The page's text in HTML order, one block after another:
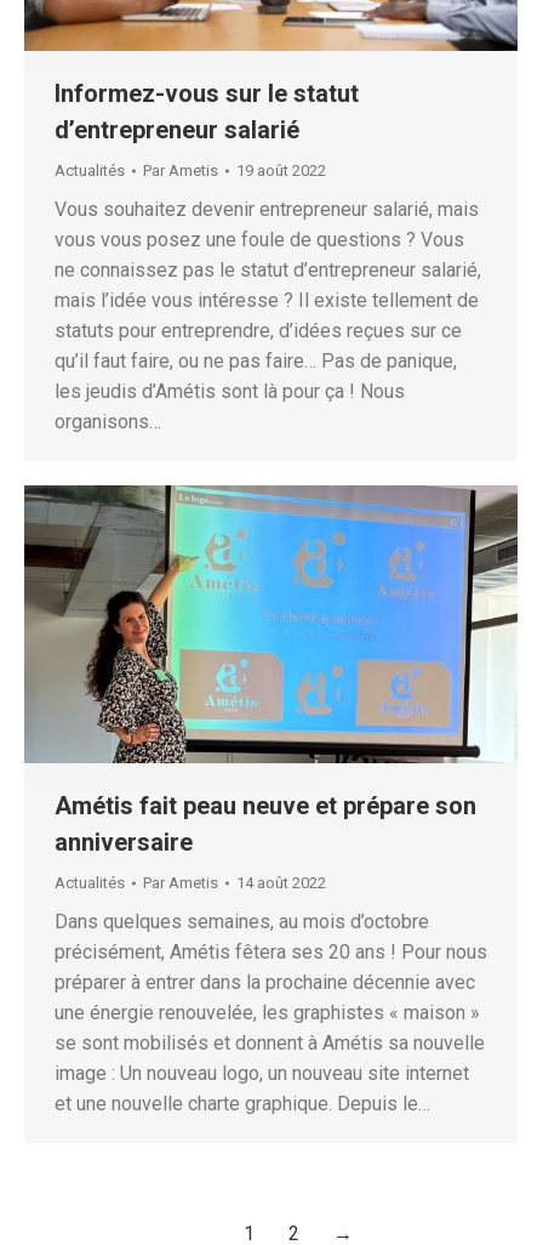
Informez-vous sur le statut
d’entrepreneur salarié
Actualités Par Ametis 19 août 2022
Vous souhaitez devenir entrepreneur salarié, mais
vous vous posez une foule de questions ? Vous
ne connaissez pas le statut d’entrepreneur salarié,
mais l’idée vous intéresse ? Il existe tellement de
statuts pour entreprendre, d’idées reçues sur ce
qu’il faut faire, ou ne pas faire… Pas de panique,
les jeudis d’Amétis sont là pour ça ! Nous
organisons…
Amétis fait peau neuve et prépare son
anniversaire
Actualités Par Ametis 14 août 2022
Dans quelques semaines, au mois d’octobre
précisément, Amétis fêtera ses 20 ans ! Pour nous
préparer à entrer dans la prochaine décennie avec
une énergie renouvelée, les graphistes « maison »
se sont mobilisés et donnent à Amétis sa nouvelle
image : Un nouveau logo, un nouveau site internet
et une nouvelle charte graphique. Depuis le…
1 2 →